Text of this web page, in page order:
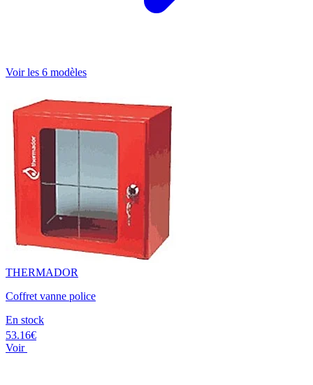
Voir les 6 modèles
THERMADOR
Coffret vanne police
En stock
53.16€
Voir